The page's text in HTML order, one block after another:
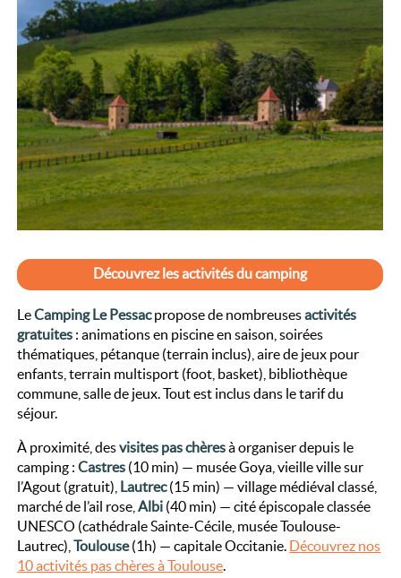
Découvrez les activités du camping
LeCamping Le Pessacpropose de nombreusesactivités
gratuites : animations en piscine en saison, soirées
thématiques, pétanque (terrain inclus), aire de jeux pour
enfants, terrain multisport (foot, basket), bibliothèque
commune, salle de jeux. Tout est inclus dans le tarif du
séjour.
À proximité, desvisites pas chèresà organiser depuis le
camping :Castres (10 min) — musée Goya, vieille ville sur
l’Agout (gratuit), Lautrec(15 min) — village médiéval classé,
marché de l’ail rose,Albi (40 min) — cité épiscopale classée
UNESCO (cathédrale Sainte-Cécile, musée Toulouse-
Lautrec),Toulouse(1h) — capitale Occitanie. Découvrez nos
10 activités pas chères à Toulouse.